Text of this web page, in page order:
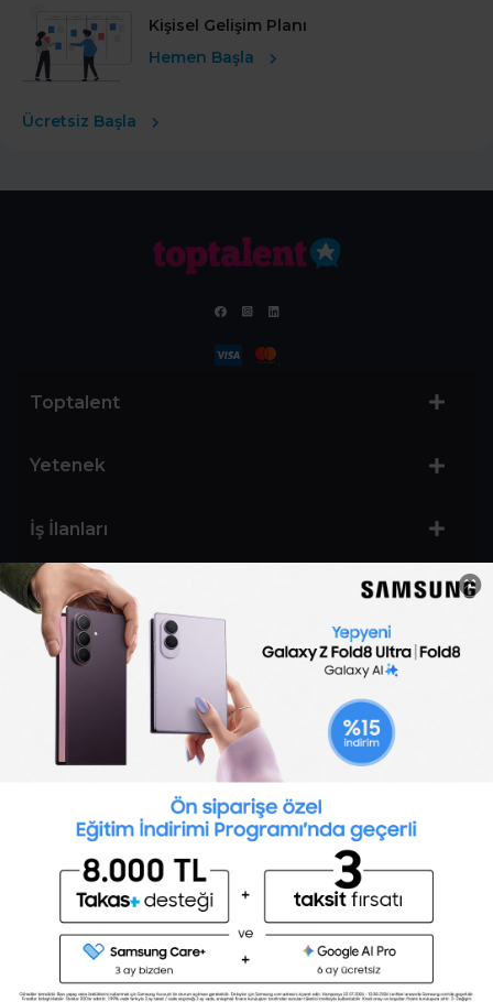
Kişisel Gelişim Planı
Hemen Başla
Ücretsiz Başla
Toptalent
Yetenek
İş İlanları
Sertifika Programları
Yetenek Testleri
Toptalent Marka ve İnsan Kaynakları Danışmanlığı Limited Şirketi Özel İstihdam Bürosu
Olarak 11 / 11 / 2024 - 10 / 11 / 2027 tarihleri arasında faaliyette bulunmak üzere, Türkiye İş
Kurumu tarafından 05.11.2024 tarih ve 16998526 sayılı karar uyarınca 1251 nolu belge ile faaliyet
göstermektedir.Toptalent İş İlanları için tıklayın. 4904 sayılı kanun uyarınca iş arayanlardan
ücret alınmayacak ve menfaat temin edilmeyecektir.
Türkiye İş Kurumu İstanbul İl Müdürlüğü: 0 212 249 29 87 | Türkiye iş Kurumu İstanbul Çalışma
ve İş Kurumu Bahçelievler Hizmet Merkezi